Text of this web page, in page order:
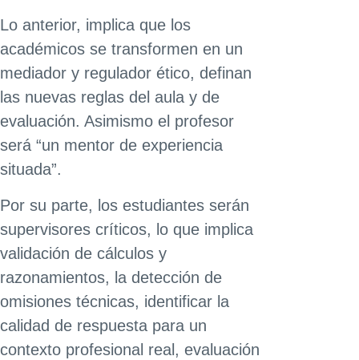
Lo anterior, implica que los
académicos se transformen en un
mediador y regulador ético, definan
las nuevas reglas del aula y de
evaluación. Asimismo el profesor
será “un mentor de experiencia
situada”.
Por su parte, los estudiantes serán
supervisores críticos, lo que implica
validación de cálculos y
razonamientos, la detección de
omisiones técnicas, identificar la
calidad de respuesta para un
contexto profesional real, evaluación